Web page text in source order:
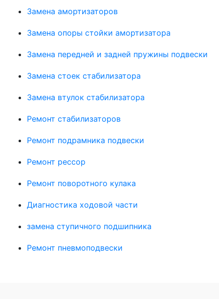
Замена амортизаторов
Замена опоры стойки амортизатора
Замена передней и задней пружины подвески
Замена стоек стабилизатора
Замена втулок стабилизатора
Ремонт стабилизаторов
Ремонт подрамника подвески
Ремонт рессор
Ремонт поворотного кулака
Диагностика ходовой части
замена ступичного подшипника
Ремонт пневмоподвески